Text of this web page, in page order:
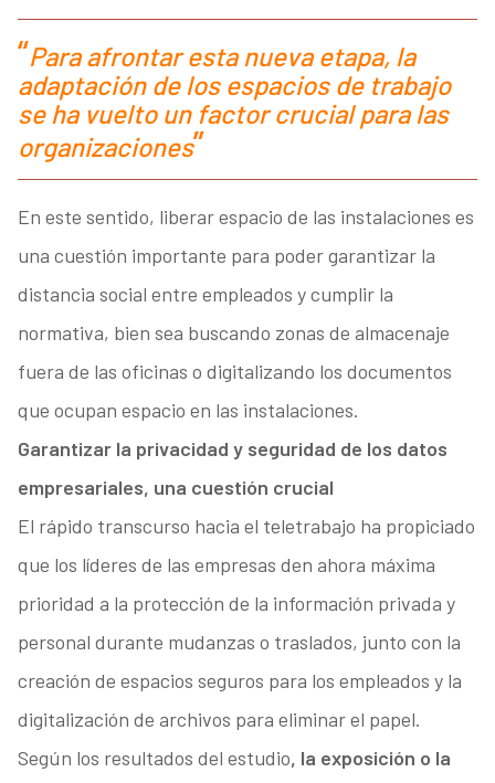
Para afrontar esta nueva etapa, la
adaptación de los espacios de trabajo
se ha vuelto un factor crucial para las
organizaciones
En este sentido, liberar espacio de las instalaciones es
una cuestión importante para poder garantizar la
distancia social entre empleados y cumplir la
normativa, bien sea buscando zonas de almacenaje
fuera de las oficinas o digitalizando los documentos
que ocupan espacio en las instalaciones.
Garantizar la privacidad y seguridad de los datos
empresariales, una cuestión crucial
El rápido transcurso hacia el teletrabajo ha propiciado
que los líderes de las empresas den ahora máxima
prioridad a la protección de la información privada y
personal durante mudanzas o traslados, junto con la
creación de espacios seguros para los empleados y la
digitalización de archivos para eliminar el papel.
Según los resultados del estudio, la exposición o la